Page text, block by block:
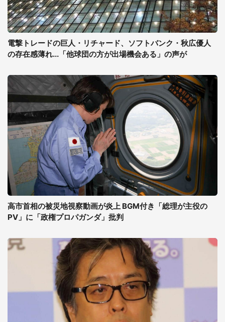
電撃トレードの巨人・リチャード、ソフトバンク・秋広優人
の存在感薄れ...「他球団の方が出場機会ある」の声が
高市首相の被災地視察動画が炎上 BGM付き「総理が主役の
PV」に「政権プロパガンダ」批判